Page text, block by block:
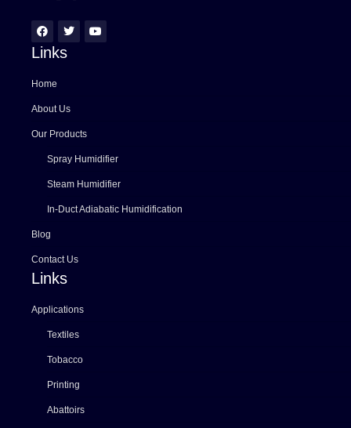
Links
Home
About Us
Our Products
Spray Humidifier
Steam Humidifier
In-Duct Adiabatic Humidification
Blog
Contact Us
Links
Applications
Textiles
Tobacco
Printing
Abattoirs